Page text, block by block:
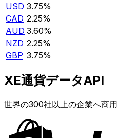
USD 3.75%
CAD 2.25%
AUD 3.60%
NZD 2.25%
GBP 3.75%
XE通貨データAPI
世界の300社以上の企業へ商